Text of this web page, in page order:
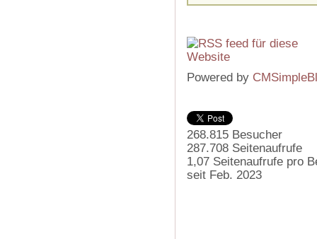
Powered by
268.815 Besucher
287.708 Seitenaufrufe
1,07 Seitenaufrufe pro
seit Feb. 2023